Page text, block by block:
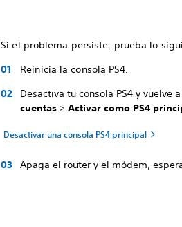
Si el problema persiste, prueba lo
Reinicia la consola PS4.
Desactiva tu consola PS4 y vuelve
cuentas >Activar como PS4
Desactivar una consola PS4 principal
Apaga el router y el módem,